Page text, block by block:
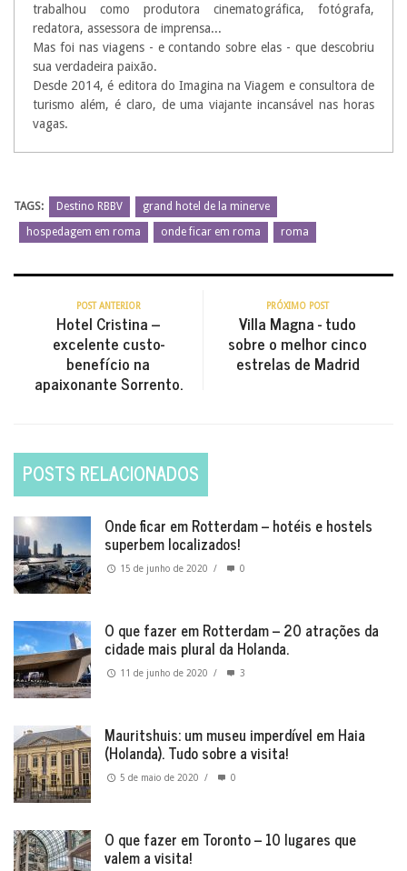
trabalhou como produtora cinematográfica, fotógrafa,
redatora, assessora de imprensa...
Mas foi nas viagens - e contando sobre elas - que descobriu
sua verdadeira paixão.
Desde 2014, é editora do Imagina na Viagem e consultora de
turismo além, é claro, de uma viajante incansável nas horas
vagas.
TAGS: Destino RBBV
grand hotel de la minerve
hospedagem em roma
onde ficar em roma roma
POST ANTERIOR
Hotel Cristina –
excelente custo-
benefício na
apaixonante Sorrento.
PRÓXIMO POST
Villa Magna - tudo
sobre o melhor cinco
estrelas de Madrid
POSTS RELACIONADOS
Onde ficar em Rotterdam – hotéis e hostels
superbem localizados!
15 de junho de 2020 / 0
O que fazer em Rotterdam – 20 atrações da
cidade mais plural da Holanda.
11 de junho de 2020 / 3
Mauritshuis: um museu imperdível em Haia
(Holanda). Tudo sobre a visita!
5 de maio de 2020 / 0
O que fazer em Toronto – 10 lugares que
valem a visita!